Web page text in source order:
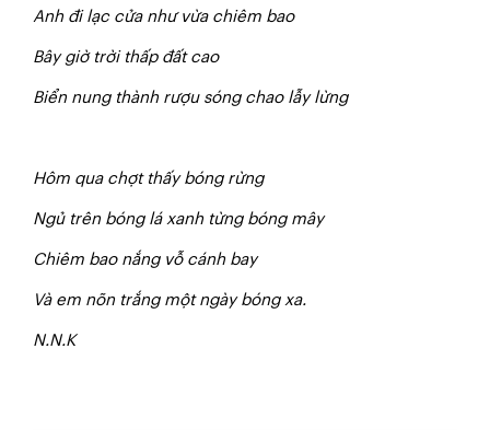
Anh đi lạc cửa như vừa chiêm bao
Bây giờ trời thấp đất cao
Biển nung thành rượu sóng chao lẫy lừng
Hôm qua chợt thấy bóng rừng
Ngủ trên bóng lá xanh từng bóng mây
Chiêm bao nắng vỗ cánh bay
Và em nõn trắng một ngày bóng xa.
N.N.K